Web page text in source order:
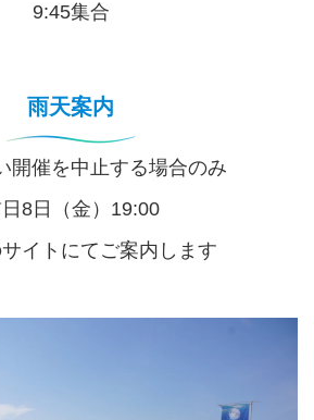
9:45集合
雨天案内
開催を中止する場合のみ
8日（金）19:00
イトにてご案内します